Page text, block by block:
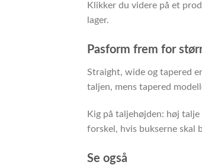
Klikker du videre på et
lager.
Pasform frem for
Straight, wide og tapered
taljen, mens tapered
Kig på taljehøjden: høj
forskel, hvis bukserne skal
Se også